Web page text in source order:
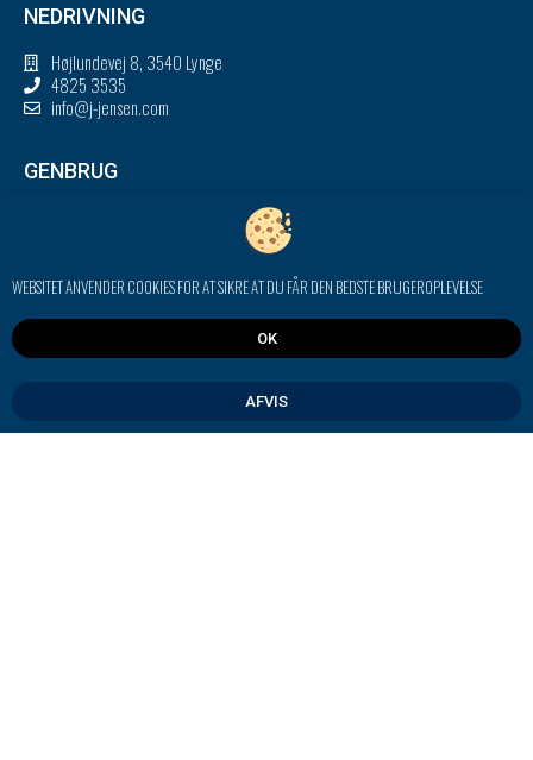
NEDRIVNING
Højlundevej 8, 3540 Lynge
4825 3535
info@j-jensen.com
GENBRUG
MATERIELUDLEJNING
WEBSITET ANVENDER COOKIES FOR AT SIKRE AT DU FÅR DEN BEDSTE BRUGEROPLEVELSE
OK
AFVIS